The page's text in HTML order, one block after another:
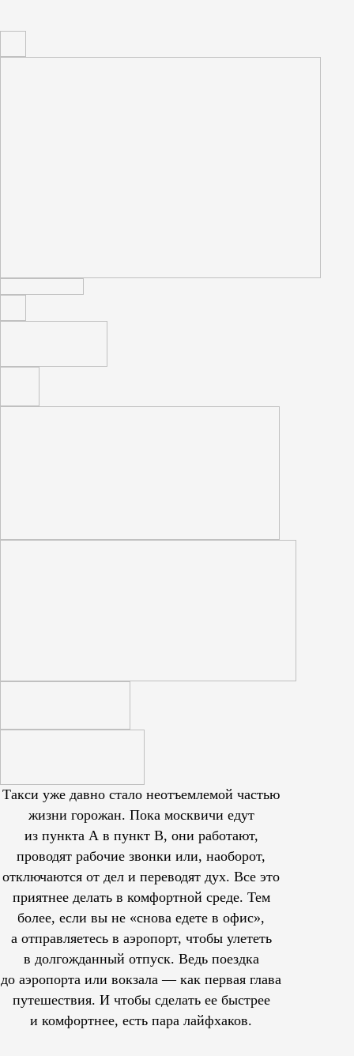
Такси уже давно стало неотъемлемой частью
жизни горожан. Пока москвичи едут
из пункта А в пункт В, они работают,
проводят рабочие звонки или, наоборот,
отключаются от дел и переводят дух. Все это
приятнее делать в комфортной среде. Тем
более, если вы не «снова едете в офис»,
а отправляетесь в аэропорт, чтобы улететь
в долгожданный отпуск. Ведь поездка
до аэропорта или вокзала — как первая глава
путешествия. И чтобы сделать ее быстрее
и комфортнее, есть пара лайфхаков.